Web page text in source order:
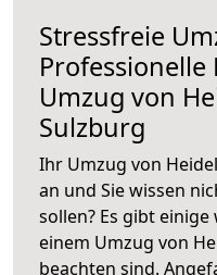
Stressfreie
Umzug von
Sulzburg
Ihr Umzug von
an und Sie wissen
sollen? Es gibt
einem Umzug von
beachten sind.